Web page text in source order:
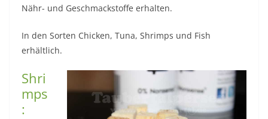
Nähr- und Geschmackstoffe erhalten.
In den Sorten Chicken, Tuna, Shrimps und Fish
erhältlich.
Shri
mps
: